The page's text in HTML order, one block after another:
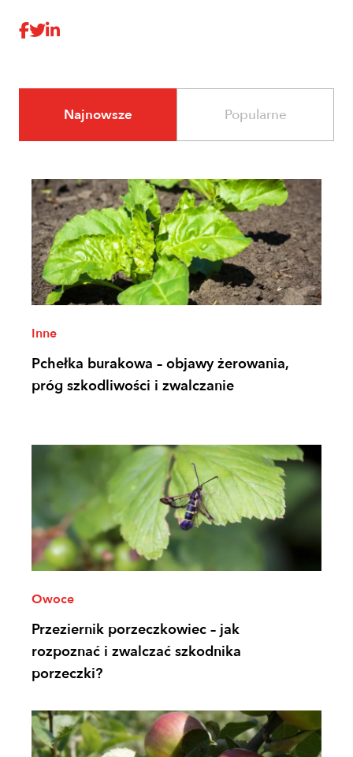
Najnowsze Popularne
Inne
Pchełka burakowa – objawy żerowania,
próg szkodliwości i zwalczanie
Owoce
Przeziernik porzeczkowiec – jak
rozpoznać i zwalczać szkodnika
porzeczki?